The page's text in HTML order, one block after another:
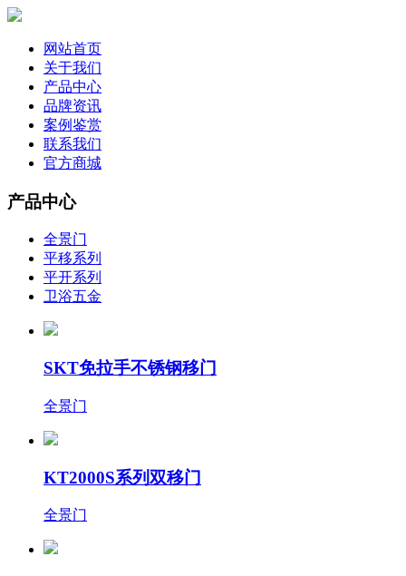
网站首页
关于我们
产品中心
品牌资讯
案例鉴赏
联系我们
官方商城
产品中心
全景门
平移系列
平开系列
卫浴五金
SKT免拉手不锈钢移门
全景门
KT2000S系列双移门
全景门